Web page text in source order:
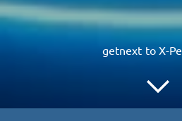
getnext to X-